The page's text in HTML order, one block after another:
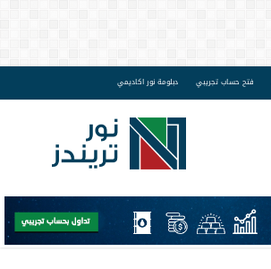
فتح حساب تجريبي دبلومة نور اكاديمي